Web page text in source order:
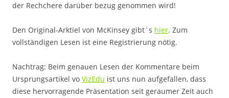
der Rechchere darüber bezug genommen wird!
Den Original-Arktiel von McKinsey gibt´s hier. Zum
vollständigen Lesen ist eine Registrierung nötig.
Nachtrag: Beim genauen Lesen der Kommentare beim
Ursprungsartikel vo VizEdu ist uns nun aufgefallen, dass
diese hervorragende Präsentation seit geraumer Zeit auch